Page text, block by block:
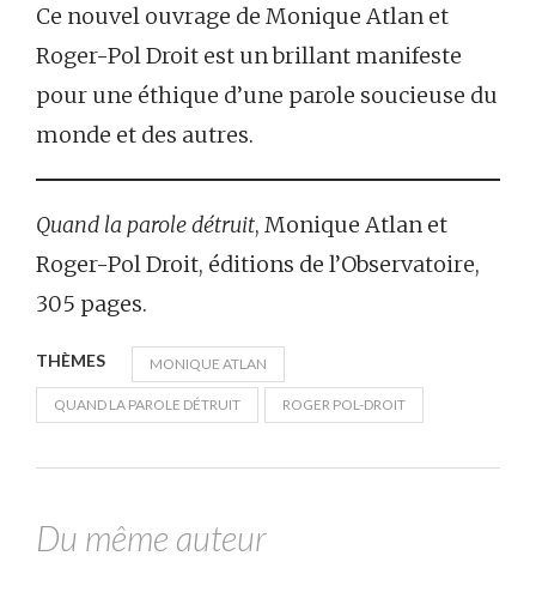
Ce nouvel ouvrage de Monique Atlan et
Roger-Pol Droit est un brillant manifeste
pour une éthique d’une parole soucieuse du
monde et des autres.
Quand la parole détruit, Monique Atlan et
Roger-Pol Droit, éditions de l’Observatoire,
305 pages.
THÈMES MONIQUE ATLAN
QUAND LA PAROLE DÉTRUIT ROGER POL-DROIT
Du même auteur